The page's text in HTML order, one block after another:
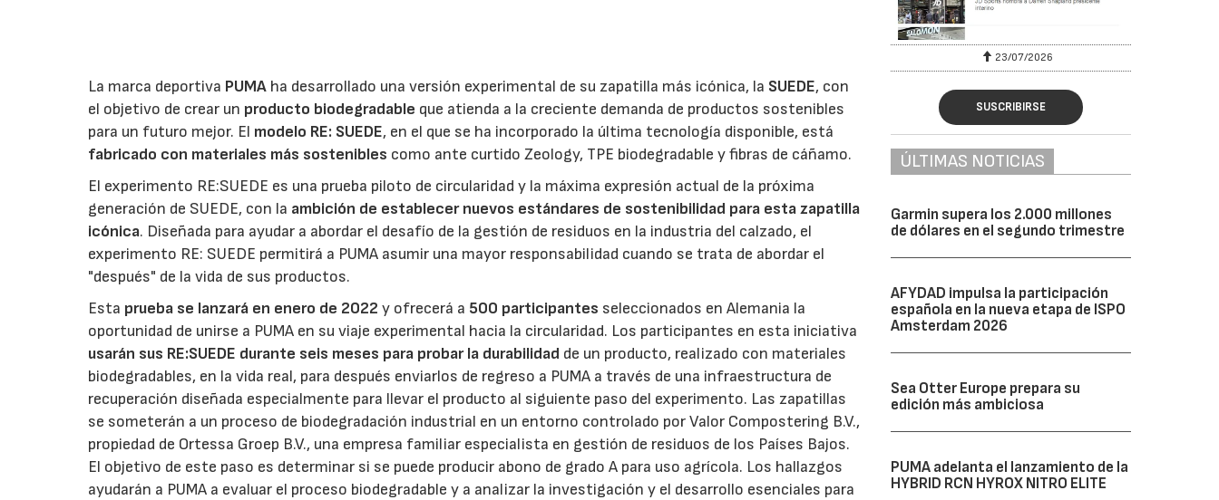
La marca deportiva PUMA ha desarrollado una versión experimental de su zapatilla más icónica, la SUEDE, con
el objetivo de crear un producto biodegradable que atienda a la creciente demanda de productos sostenibles
para un futuro mejor. El modelo RE: SUEDE, en el que se ha incorporado la última tecnología disponible, está
fabricado con materiales más sostenibles como ante curtido Zeology, TPE biodegradable y fibras de cáñamo.
El experimento RE:SUEDE es una prueba piloto de circularidad y la máxima expresión actual de la próxima
generación de SUEDE, con la ambición de establecer nuevos estándares de sostenibilidad para esta zapatilla
icónica. Diseñada para ayudar a abordar el desafío de la gestión de residuos en la industria del calzado, el
experimento RE: SUEDE permitirá a PUMA asumir una mayor responsabilidad cuando se trata de abordar el
"después" de la vida de sus productos.
Esta prueba se lanzará en enero de 2022 y ofrecerá a 500 participantes seleccionados en Alemania la
oportunidad de unirse a PUMA en su viaje experimental hacia la circularidad. Los participantes en esta iniciativa
usarán sus RE:SUEDE durante seis meses para probar la durabilidad de un producto, realizado con materiales
biodegradables, en la vida real, para después enviarlos de regreso a PUMA a través de una infraestructura de
recuperación diseñada especialmente para llevar el producto al siguiente paso del experimento. Las zapatillas
se someterán a un proceso de biodegradación industrial en un entorno controlado por Valor Compostering B.V.,
propiedad de Ortessa Groep B.V., una empresa familiar especialista en gestión de residuos de los Países Bajos.
El objetivo de este paso es determinar si se puede producir abono de grado A para uso agrícola. Los hallazgos
ayudarán a PUMA a evaluar el proceso biodegradable y a analizar la investigación y el desarrollo esenciales para
23/07/2026
SUSCRIBIRSE
ÚLTIMAS NOTICIAS
Garmin supera los 2.000 millones
de dólares en el segundo trimestre
AFYDAD impulsa la participación
española en la nueva etapa de ISPO
Amsterdam 2026
Sea Otter Europe prepara su
edición más ambiciosa
PUMA adelanta el lanzamiento de la
HYBRID RCN HYROX NITRO ELITE